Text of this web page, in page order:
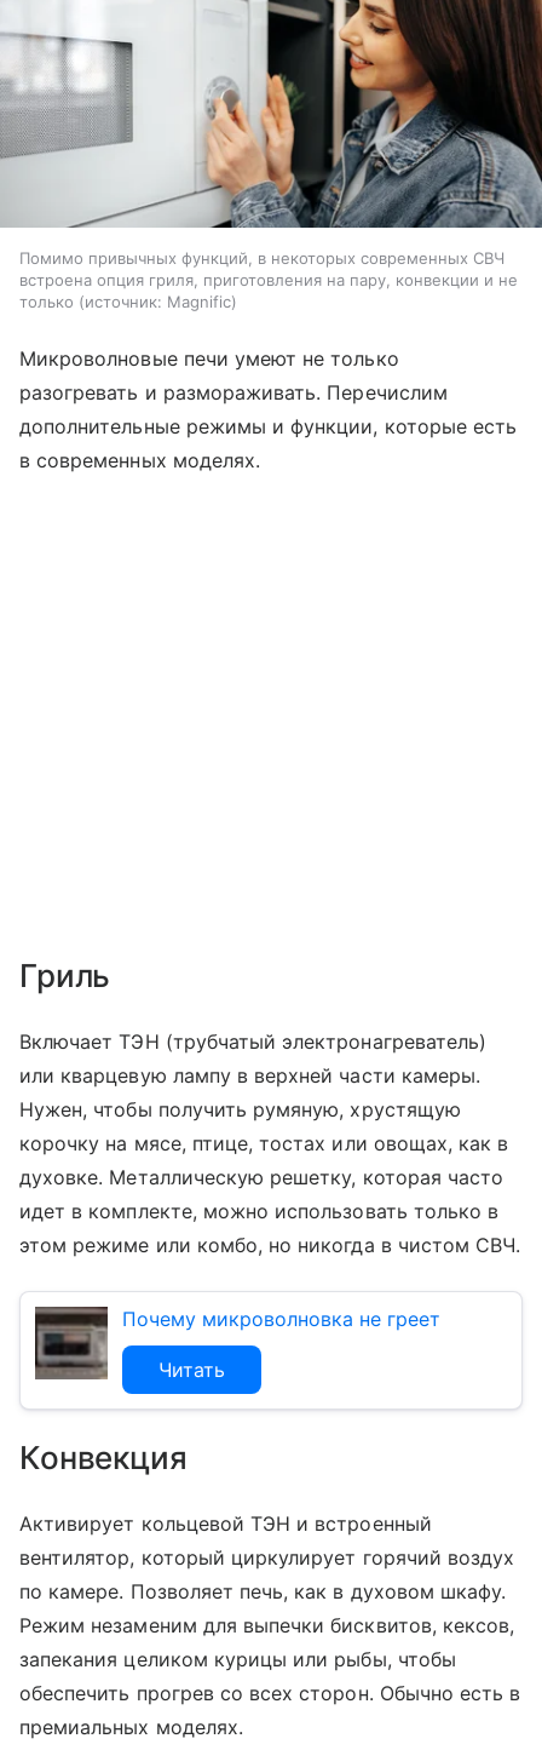
Помимо привычных функций, в некоторых современных СВЧ
встроена опция гриля, приготовления на пару, конвекции и не
только
источник: Magnific
Микроволновые печи умеют не только
разогревать и размораживать. Перечислим
дополнительные режимы и функции, которые есть
в современных моделях.
Гриль
Включает ТЭН (трубчатый электронагреватель)
или кварцевую лампу в верхней части камеры.
Нужен, чтобы получить румяную, хрустящую
корочку на мясе, птице, тостах или овощах, как в
духовке. Металлическую решетку, которая часто
идет в комплекте, можно использовать только в
этом режиме или комбо, но никогда в чистом СВЧ.
Почему микроволновка не греет
Читать
Конвекция
Активирует кольцевой ТЭН и встроенный
вентилятор, который циркулирует горячий воздух
по камере. Позволяет печь, как в духовом шкафу.
Режим незаменим для выпечки бисквитов, кексов,
запекания целиком курицы или рыбы, чтобы
обеспечить прогрев со всех сторон. Обычно есть в
премиальных моделях.